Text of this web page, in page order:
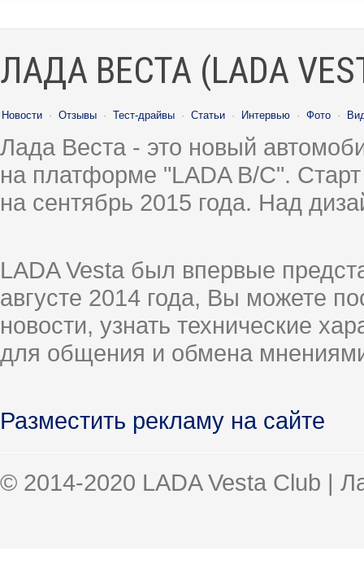
ЛАДА ВЕСТА (LADA
Новости · Отзывы · Тест-драйвы · Статьи · Интервью · Фото ·
Лада Веста - это новый
на платформе "LADA B/C".
на сентябрь 2015 года. Над
LADA Vesta был впервые
августе 2014 года, Вы можете
новости, узнать технические
для общения и обмена
Разместить рекламу на сайте
© 2014-2020 LADA Vesta Club |